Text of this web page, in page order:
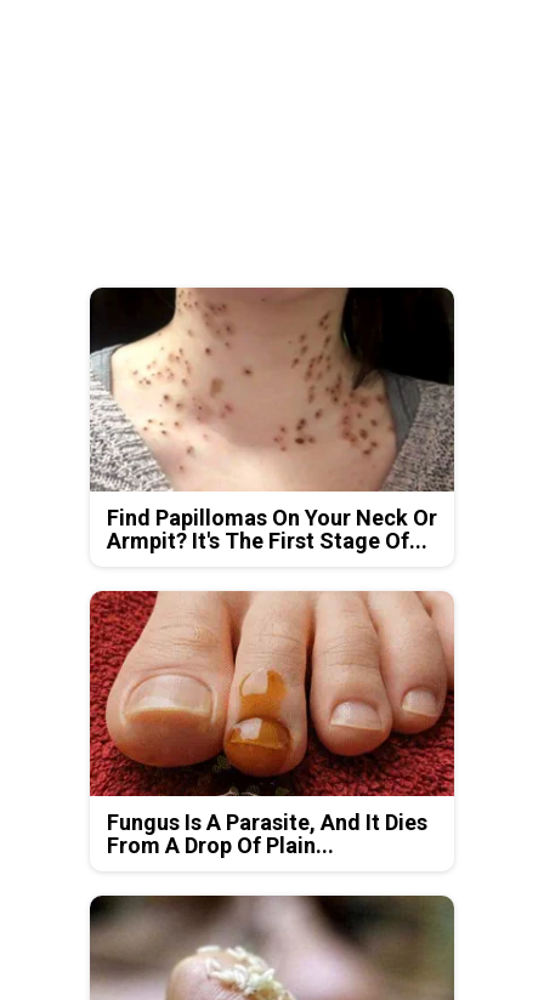
Find Papillomas On Your Neck Or
Armpit? It's The First Stage Of...
Fungus Is A Parasite, And It Dies
From A Drop Of Plain...